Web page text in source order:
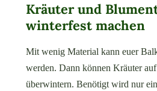
Kräuter und
winterfest machen
Mit wenig Material kann euer
werden. Dann können Kräuter
überwintern. Benötigt wird nur